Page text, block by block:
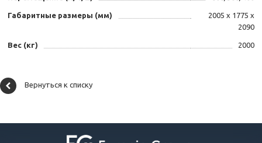
Габаритные размеры (мм)
2005 x 1775 x
2090
Вес (кг) 2000
Вернуться к списку